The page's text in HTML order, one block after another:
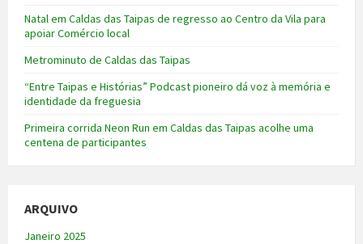
Natal em Caldas das Taipas de regresso ao Centro da Vila para
apoiar Comércio local
Metrominuto de Caldas das Taipas
“Entre Taipas e Histórias” Podcast pioneiro dá voz à memória e
identidade da freguesia
Primeira corrida Neon Run em Caldas das Taipas acolhe uma
centena de participantes
ARQUIVO
Janeiro 2025